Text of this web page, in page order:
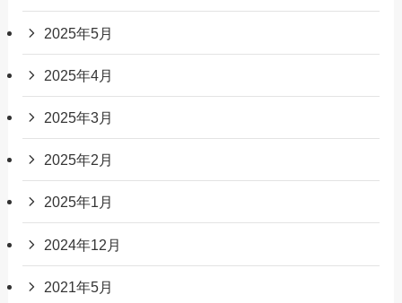
2025年5月
2025年4月
2025年3月
2025年2月
2025年1月
2024年12月
2021年5月